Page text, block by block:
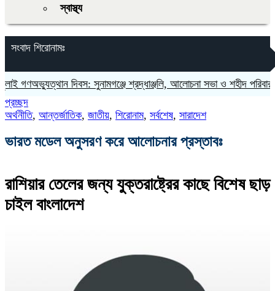
স্বাস্থ্য
সংবাদ শিরোনামঃ
দিবস: সুনামগঞ্জে শ্রদ্ধাঞ্জলি, আলোচনা সভা ও শহীদ পরিবারকে
প্রচ্ছদ
অর্থনীতি, আন্তর্জাতিক, জাতীয়, শিরোনাম, সর্বশেষ, সারাদেশ
ভারত মডেল অনুসরণ করে আলোচনার প্রস্তাবঃ
রাশিয়ার তেলের জন্য যুক্তরাষ্ট্রের কাছে বিশেষ ছাড়
চাইল বাংলাদেশ